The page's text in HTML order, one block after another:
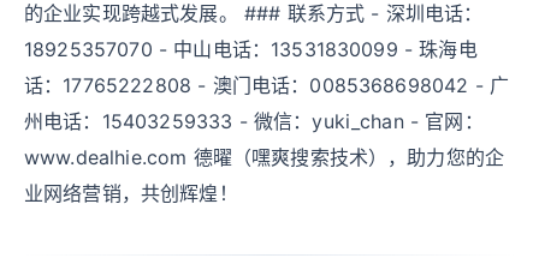
的企业实现跨越式发展。 ### 联系方式 - 深圳电话：
18925357070 - 中山电话：13531830099 - 珠海电
话：17765222808 - 澳门电话：0085368698042 - 广
州电话：15403259333 - 微信：yuki_chan - 官网：
www.dealhie.com 德曜（嘿爽搜索技术），助力您的企
业网络营销，共创辉煌！